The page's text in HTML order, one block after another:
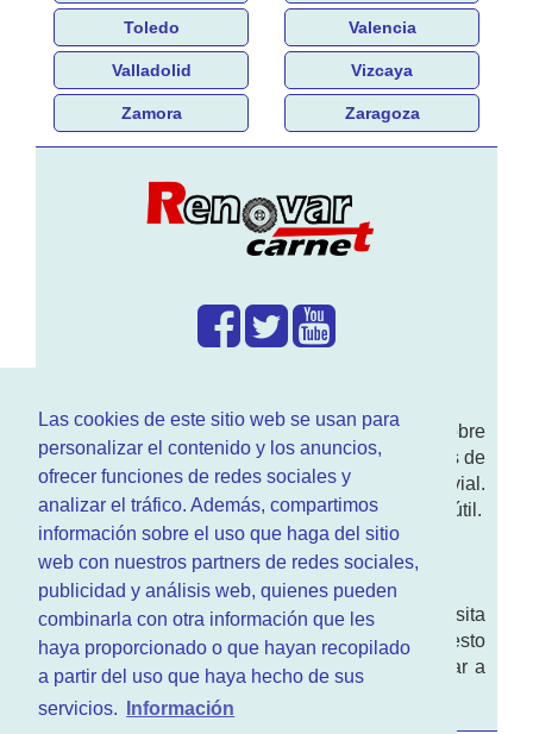
Las cookies de este sitio web se usan para
personalizar el contenido y los anuncios,
ofrecer funciones de redes sociales y
analizar el tráfico. Además, compartimos
información sobre el uso que haga del sitio
web con nuestros partners de redes sociales,
publicidad y análisis web, quienes pueden
combinarla con otra información que les
haya proporcionado o que hayan recopilado
a partir del uso que haya hecho de sus
servicios.
Información
Toledo Valencia
Valladolid Vizcaya
Zamora Zaragoza
Enwww.RenovarCarnet.comTe contamos sobre
larenovación del permisode conducir, noticias de
actualidad motor y sobre todo seguridad vial.
Ademas tenemos todo tipo de información DGT útil.
¿Quienes somos?
Quieres saber quien mantiene la pagina, visita
nuestrasección de contacto. Aquí tienes nuesto
aviso legal
. Basicamente no queremos engañar a
nadie.